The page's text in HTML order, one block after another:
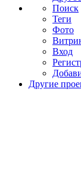
Поиск
Теги
Фото
Вход
Другие